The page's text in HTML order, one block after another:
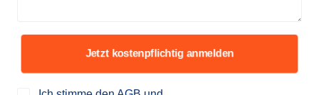
Jetzt kostenpflichtig anmelden